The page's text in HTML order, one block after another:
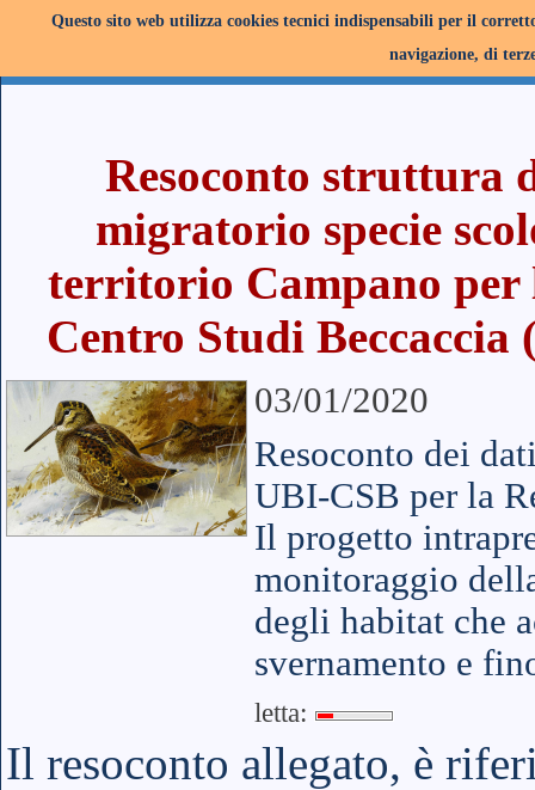
Resoconto struttura
migratorio specie
territorio Campano per
Centro Studi Beccaccia
03/01/2020
Resoconto dei
UBI-CSB per la
Il progetto
monitoraggio
degli habitat che
svernamento e
letta:
Il resoconto allegato, è
Questo sito web utilizza cookies tecnici indispensabili per il
navigazione, di